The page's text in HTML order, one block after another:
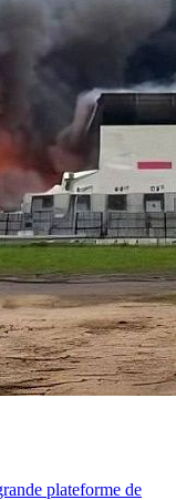
plateforme de